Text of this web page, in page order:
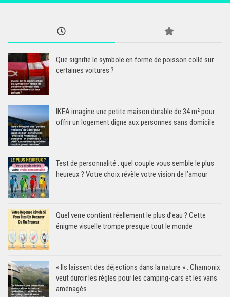
Que signifie le symbole en forme de poisson collé sur
certaines voitures ?
IKEA imagine une petite maison durable de 34 m² pour
offrir un logement digne aux personnes sans domicile
Test de personnalité : quel couple vous semble le plus
heureux ? Votre choix révèle votre vision de l’amour
Quel verre contient réellement le plus d’eau ? Cette
énigme visuelle trompe presque tout le monde
« Ils laissent des déjections dans la nature » : Chamonix
veut durcir les règles pour les camping-cars et les vans
aménagés